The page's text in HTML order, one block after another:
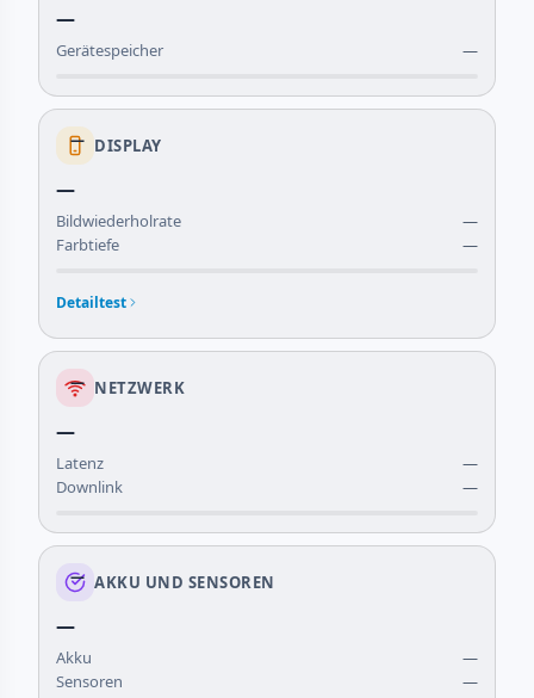
—
Gerätespeicher —
DISPLAY
—
—
Bildwiederholrate
—
Farbtiefe
—
Detailtest
NETZWERK
—
—
Latenz
—
Downlink
—
AKKU UND SENSOREN
—
—
Akku
—
Sensoren
—